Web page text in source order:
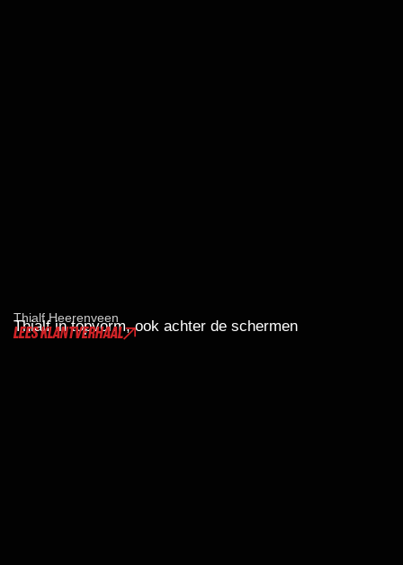
Thialf Heerenveen
Thialf in topvorm, ook achter de schermen
LEES KLANTVERHAAL